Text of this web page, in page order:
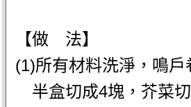
【做 法】
(1)所有材料洗淨，鳴
半盒切成4塊，芥菜